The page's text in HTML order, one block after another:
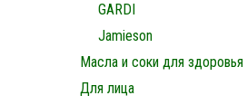
GARDI
Jamieson
Масла и соки для здоровья
Для лица